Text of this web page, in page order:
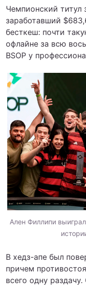
Чемпионский титул
заработавший
бесткеш: почти
офлайне за всю
BSOP у
Ален Филлипи
В хедз-апе был
причем
всего одну